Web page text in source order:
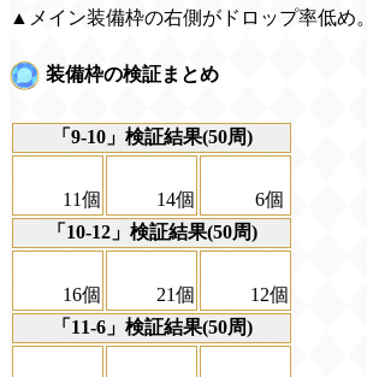
▲メイン装備枠の右側がドロップ率低め。
装備枠の検証まとめ
「9-10」検証結果(50周)
11個 14個
6個
「10-12」検証結果(50周)
16個 21個
12個
「11-6」検証結果(50周)